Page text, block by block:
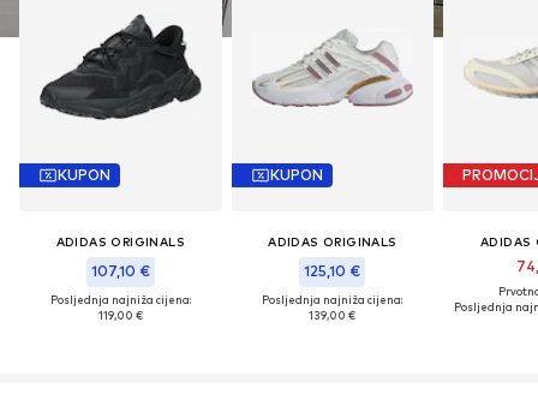
KUPON
ADIDAS ORIGINALS
107,10 €
Posljednja najniža cijena:
119,00 €
KUPON
ADIDAS ORIGINALS
125,10 €
Posljednja najniža cijena:
139,00 €
ADIDAS
Posljednja